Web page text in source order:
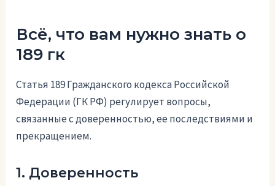
Всё, что вам нужно знать о
189 гк
Статья 189 Гражданского кодекса Российской
Федерации (ГК РФ) регулирует вопросы,
связанные с доверенностью, ее последствиями и
прекращением.
1. Доверенность